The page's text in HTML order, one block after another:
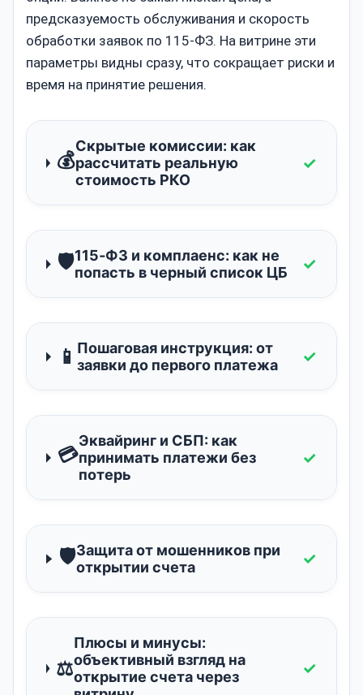
предсказуемость обслуживания и скорость
обработки заявок по 115‑ФЗ. На витрине эти
параметры видны сразу, что сокращает риски и
время на принятие решения.
💰
Скрытые комиссии: как
рассчитать реальную
стоимость РКО
✓
🛡️115‑ФЗ и комплаенс: как не
попасть в черный список ЦБ
✓
📱 Пошаговая инструкция: от
заявки до первого платежа
✓
💳
Эквайринг и СБП: как
принимать платежи без
потерь
✓
🛡️Защита от мошенников при
открытии счета
✓
⚖️
Плюсы и минусы:
объективный взгляд на
открытие счета через
✓